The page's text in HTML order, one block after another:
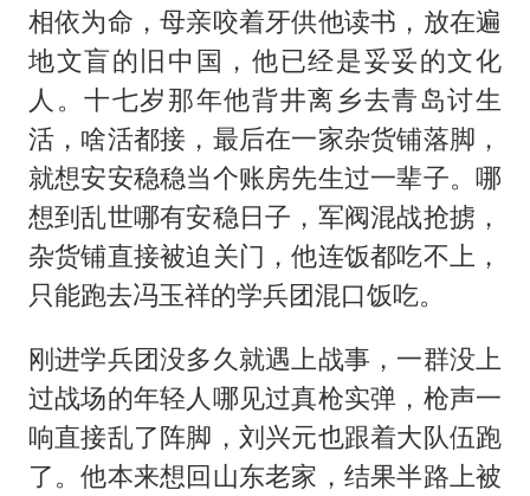
相依为命，母亲咬着牙供他读书，放在遍
地文盲的旧中国，他已经是妥妥的文化
人。十七岁那年他背井离乡去青岛讨生
活，啥活都接，最后在一家杂货铺落脚，
就想安安稳稳当个账房先生过一辈子。哪
想到乱世哪有安稳日子，军阀混战抢掳，
杂货铺直接被迫关门，他连饭都吃不上，
只能跑去冯玉祥的学兵团混口饭吃。
刚进学兵团没多久就遇上战事，一群没上
过战场的年轻人哪见过真枪实弹，枪声一
响直接乱了阵脚，刘兴元也跟着大队伍跑
了。他本来想回山东老家，结果半路上被